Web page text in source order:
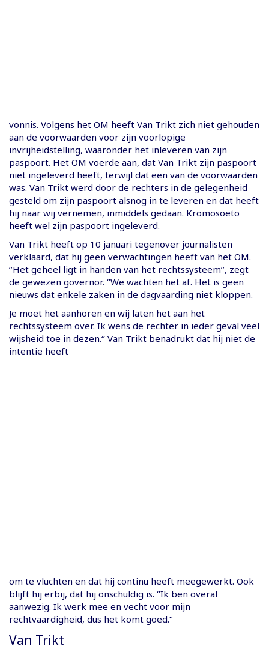
vonnis. Volgens het OM heeft Van Trikt zich niet gehouden
aan de voorwaarden voor zijn voorlopige
invrijheidstelling, waaronder het inleveren van zijn
paspoort. Het OM voerde aan, dat Van Trikt zijn paspoort
niet ingeleverd heeft, terwijl dat een van de voorwaarden
was. Van Trikt werd door de rechters in de gelegenheid
gesteld om zijn paspoort alsnog in te leveren en dat heeft
hij naar wij vernemen, inmiddels gedaan. Kromosoeto
heeft wel zijn paspoort ingeleverd.
Van Trikt heeft op 10 januari tegenover journalisten
verklaard, dat hij geen verwachtingen heeft van het OM.
‘’Het geheel ligt in handen van het rechtssysteem’’, zegt
de gewezen governor. ‘’We wachten het af. Het is geen
nieuws dat enkele zaken in de dagvaarding niet kloppen.
Je moet het aanhoren en wij laten het aan het
rechtssysteem over. Ik wens de rechter in ieder geval veel
wijsheid toe in dezen.‘’ Van Trikt benadrukt dat hij niet de
intentie heeft
om te vluchten en dat hij continu heeft meegewerkt. Ook
blijft hij erbij, dat hij onschuldig is. ‘’Ik ben overal
aanwezig. Ik werk mee en vecht voor mijn
rechtvaardigheid, dus het komt goed.‘’
Van Trikt